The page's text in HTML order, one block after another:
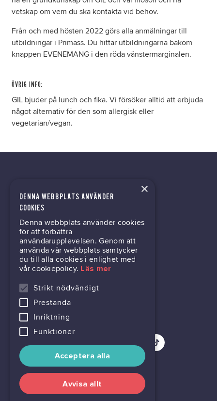
vetskap om vem du ska kontakta vid behov.
Från och med hösten 2022 görs alla anmälningar till
utbildningar i Primass. Du hittar utbildningarna bakom
knappen EVENEMANG i den röda vänstermarginalen.
ÖVRIG INFO:
GIL bjuder på lunch och fika. Vi försöker alltid att erbjuda
något alternativ för den som allergisk eller
vegetarian/vegan.
kontor@gil.se
031-63 64 80
Mölndalsvägen 30B
Box 24061
400 22 Göteborg
716444-6762
×
DENNA WEBBPLATS ANVÄNDER
COOKIES
Denna webbplats använder cookies
för att förbättra
användarupplevelsen. Genom att
använda vår webbplats samtycker
du till alla cookies i enlighet med
vår cookiepolicy. Läs mer
Strikt nödvändigt
Prestanda
Inriktning
Funktioner
Acceptera alla
Avvisa allt